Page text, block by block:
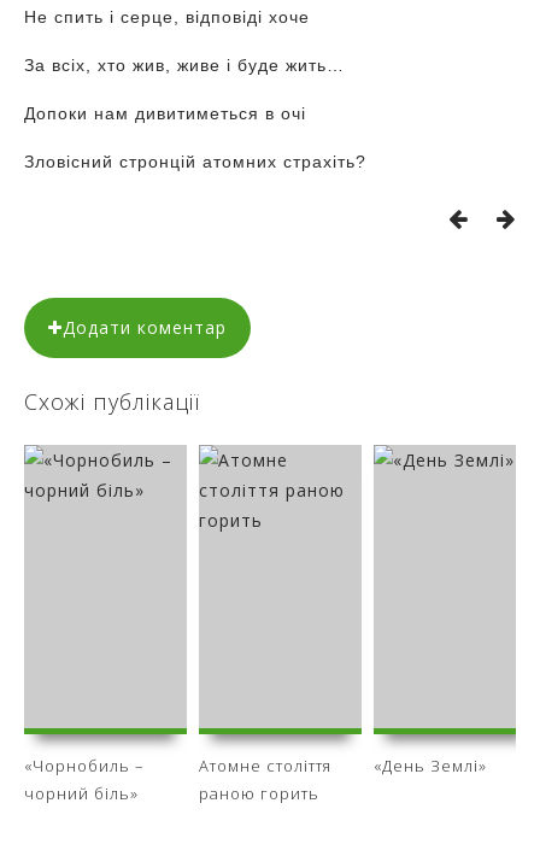
Не спить і серце, відповіді хоче
За всіх, хто жив, живе і буде жить…
Допоки нам дивитиметься в очі
Зловісний стронцій атомних страхіть?
Додати коментар
Схожі публікації
«Чорнобиль –
чорний біль»
Атомне століття
раною горить
«День Землі»